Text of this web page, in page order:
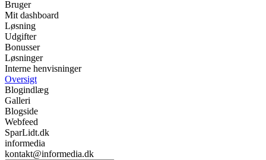
Bruger
Mit dashboard
Løsning
Udgifter
Bonusser
Løsninger
Interne henvisninger
Oversigt
Blogindlæg
Galleri
Blogside
Webfeed
SparLidt.dk
informedia
kontakt@informedia.dk